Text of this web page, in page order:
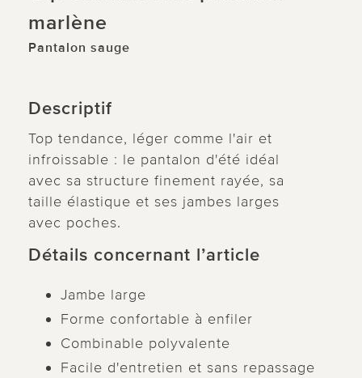
marlène
Pantalon sauge
Descriptif
Top tendance, léger comme l'air et
infroissable : le pantalon d'été idéal
avec sa structure finement rayée, sa
taille élastique et ses jambes larges
avec poches.
Détails concernant l’article
Jambe large
Forme confortable à enfiler
Combinable polyvalente
Facile d'entretien et sans repassage